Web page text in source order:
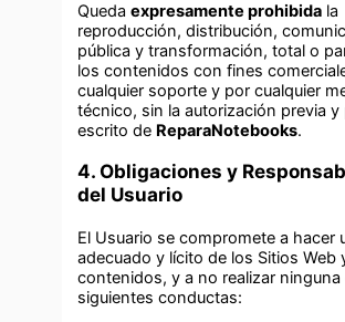
Quedaexpresamente prohibida la
reproducción, distribución,
pública y transformación, total o
los contenidos con fines
cualquier soporte y por cualquier
técnico, sin la autorización previa y
escrito de ReparaNotebooks.
4. Obligaciones y
del Usuario
El Usuario se compromete a hacer
adecuado y lícito de los Sitios Web
contenidos, y a no realizar ninguna
siguientes conductas: